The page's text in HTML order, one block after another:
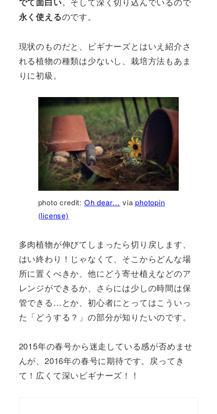
永く使えるのです。
現状のものだと、ビギナーズとはいえ紹介さ
れる植物の種類は少ないし、栽培方法もあま
りに初級。
photo credit: Oh dear… viaphotopin
(license)
多肉植物が伸びてしまったら切り戻します、
はい終わり！じゃなくて、そこからどんな場
所に置くべきか、他にどう寄せ植えなどのア
レンジができるか、さらには少しの時間は保
管できる…とか、初心者にとってはこういっ
た「どうする？」の部分が知りたいのです。
2015年の春号から迷走している感が否めませ
んが、2016年の春号に期待です。戻ってき
て！広くて深いビギナーズ！！